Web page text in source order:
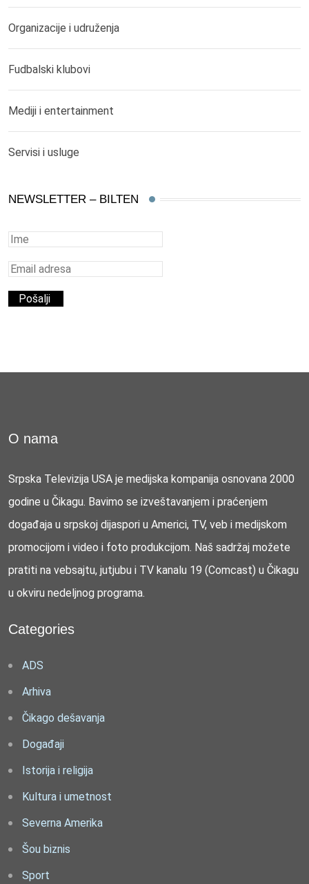
Organizacije i udruženja
Fudbalski klubovi
Mediji i entertainment
Servisi i usluge
NEWSLETTER – BILTEN
O nama
Srpska Televizija USA je medijska kompanija osnovana 2000
godine u Čikagu. Bavimo se izveštavanjem i praćenjem
događaja u srpskoj dijaspori u Americi, TV, veb i medijskom
promocijom i video i foto produkcijom. Naš sadržaj možete
pratiti na vebsajtu, jutjubu i TV kanalu 19 (Comcast) u Čikagu
u okviru nedeljnog programa.
Categories
ADS
Arhiva
Čikago dešavanja
Događaji
Istorija i religija
Kultura i umetnost
Severna Amerika
Šou biznis
Sport